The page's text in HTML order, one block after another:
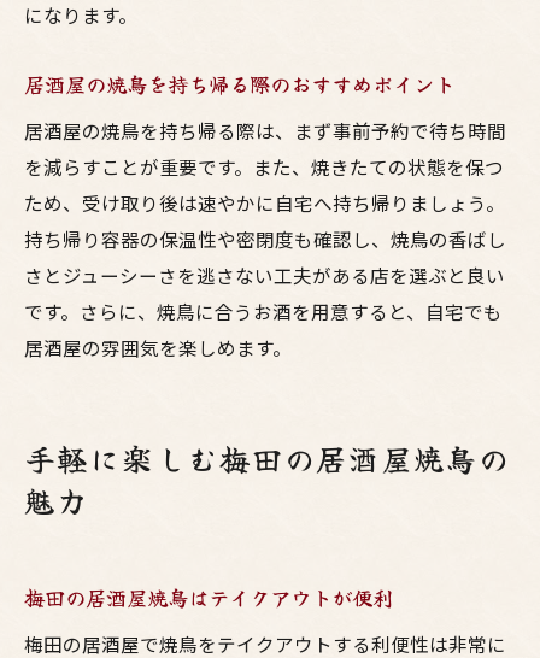
になります。
居酒屋の焼鳥を持ち帰る際のおすすめポイント
居酒屋の焼鳥を持ち帰る際は、まず事前予約で待ち時間
を減らすことが重要です。また、焼きたての状態を保つ
ため、受け取り後は速やかに自宅へ持ち帰りましょう。
持ち帰り容器の保温性や密閉度も確認し、焼鳥の香ばし
さとジューシーさを逃さない工夫がある店を選ぶと良い
です。さらに、焼鳥に合うお酒を用意すると、自宅でも
居酒屋の雰囲気を楽しめます。
手軽に楽しむ梅田の居酒屋焼鳥の
魅力
梅田の居酒屋焼鳥はテイクアウトが便利
梅田の居酒屋で焼鳥をテイクアウトする利便性は非常に